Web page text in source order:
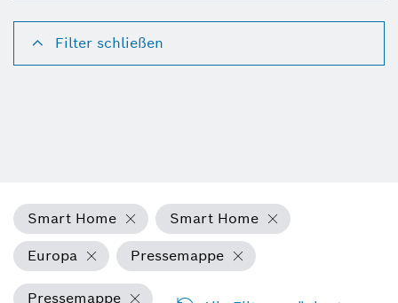
Filter schließen
Smart Home
Smart Home
Europa
Pressemappe
Pressemappe